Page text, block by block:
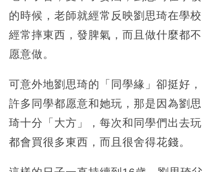
的時候，老師就經常反映劉思琦在學校
經常摔東西，發脾氣，而且做什麼都不
愿意做。
可意外地劉思琦的「同學緣」卻挺好，
許多同學都愿意和她玩，那是因為劉思
琦十分「大方」，每次和同學們出去玩
都會買很多東西，而且很舍得花錢。